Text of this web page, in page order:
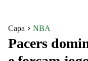
Capa NBA
Pacers